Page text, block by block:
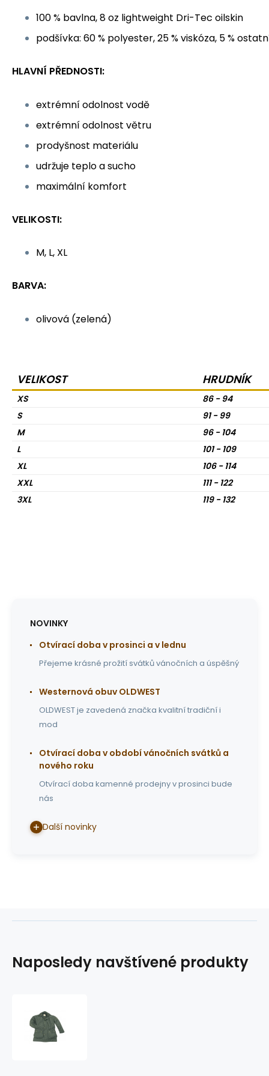
100 % bavlna, 8 oz lightweight Dri-Tec oilskin
podšívka: 60 % polyester, 25 % viskóza, 5 %
HLAVNÍ PŘEDNOSTI:
extrémní odolnost vodě
extrémní odolnost větru
prodyšnost materiálu
udržuje teplo a sucho
maximální komfort
VELIKOSTI:
M, L, XL
BARVA:
olivová (zelená)
VELIKOST HRUDNÍK
XS
86 - 94
S
91 - 99
M
96 - 104
L
101 - 109
XL
106 - 114
XXL
111 - 122
3XL
119 - 132
NOVINKY
Otvírací doba v prosinci a v lednu
Přejeme krásné prožití svátků vánočních a úspěšný
Westernová obuv OLDWEST
OLDWEST je zavedená značka kvalitní tradiční i
mod
Otvírací doba v období vánočních svátků a
nového roku
Otvírací doba kamenné prodejny v prosinci bude
nás
Další novinky
Naposledy navštívené produkty